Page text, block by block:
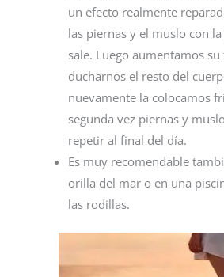
un efecto realmente
las piernas y el muslo con
sale. Luego aumentamos
ducharnos el resto del
nuevamente la colocamos
segunda vez piernas y
repetir al final del día.
Es muy recomendable
orilla del mar o en una
las rodillas.